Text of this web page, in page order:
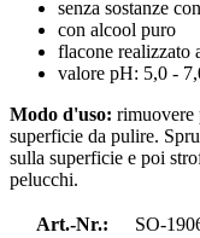
senza sostanze
con alcool puro
flacone realizzato
valore pH: 5,0 -
Modo d'uso: rimuovere
superficie da pulire.
sulla superficie e poi
pelucchi.
Art.-Nr.:
SO-